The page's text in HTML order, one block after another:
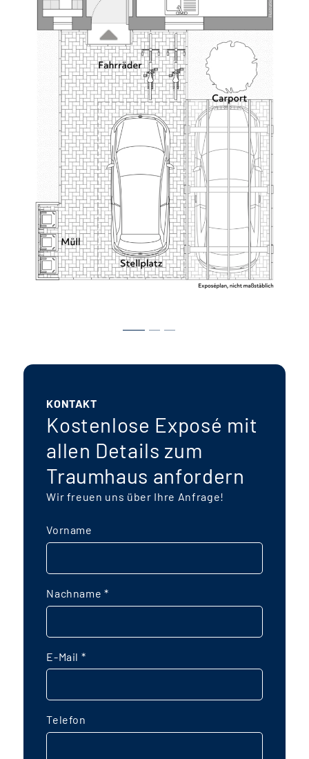
KONTAKT
Kostenlose Exposé mit
allen Details zum
Traumhaus anfordern
Wir freuen uns über Ihre Anfrage!
Vorname
Nachname*
E-Mail *
Telefon